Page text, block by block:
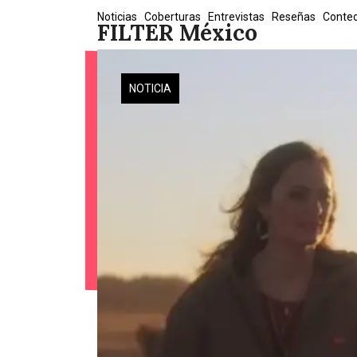
FILTER México
Noticias Coberturas Entrevistas Reseñas
NOTICIA